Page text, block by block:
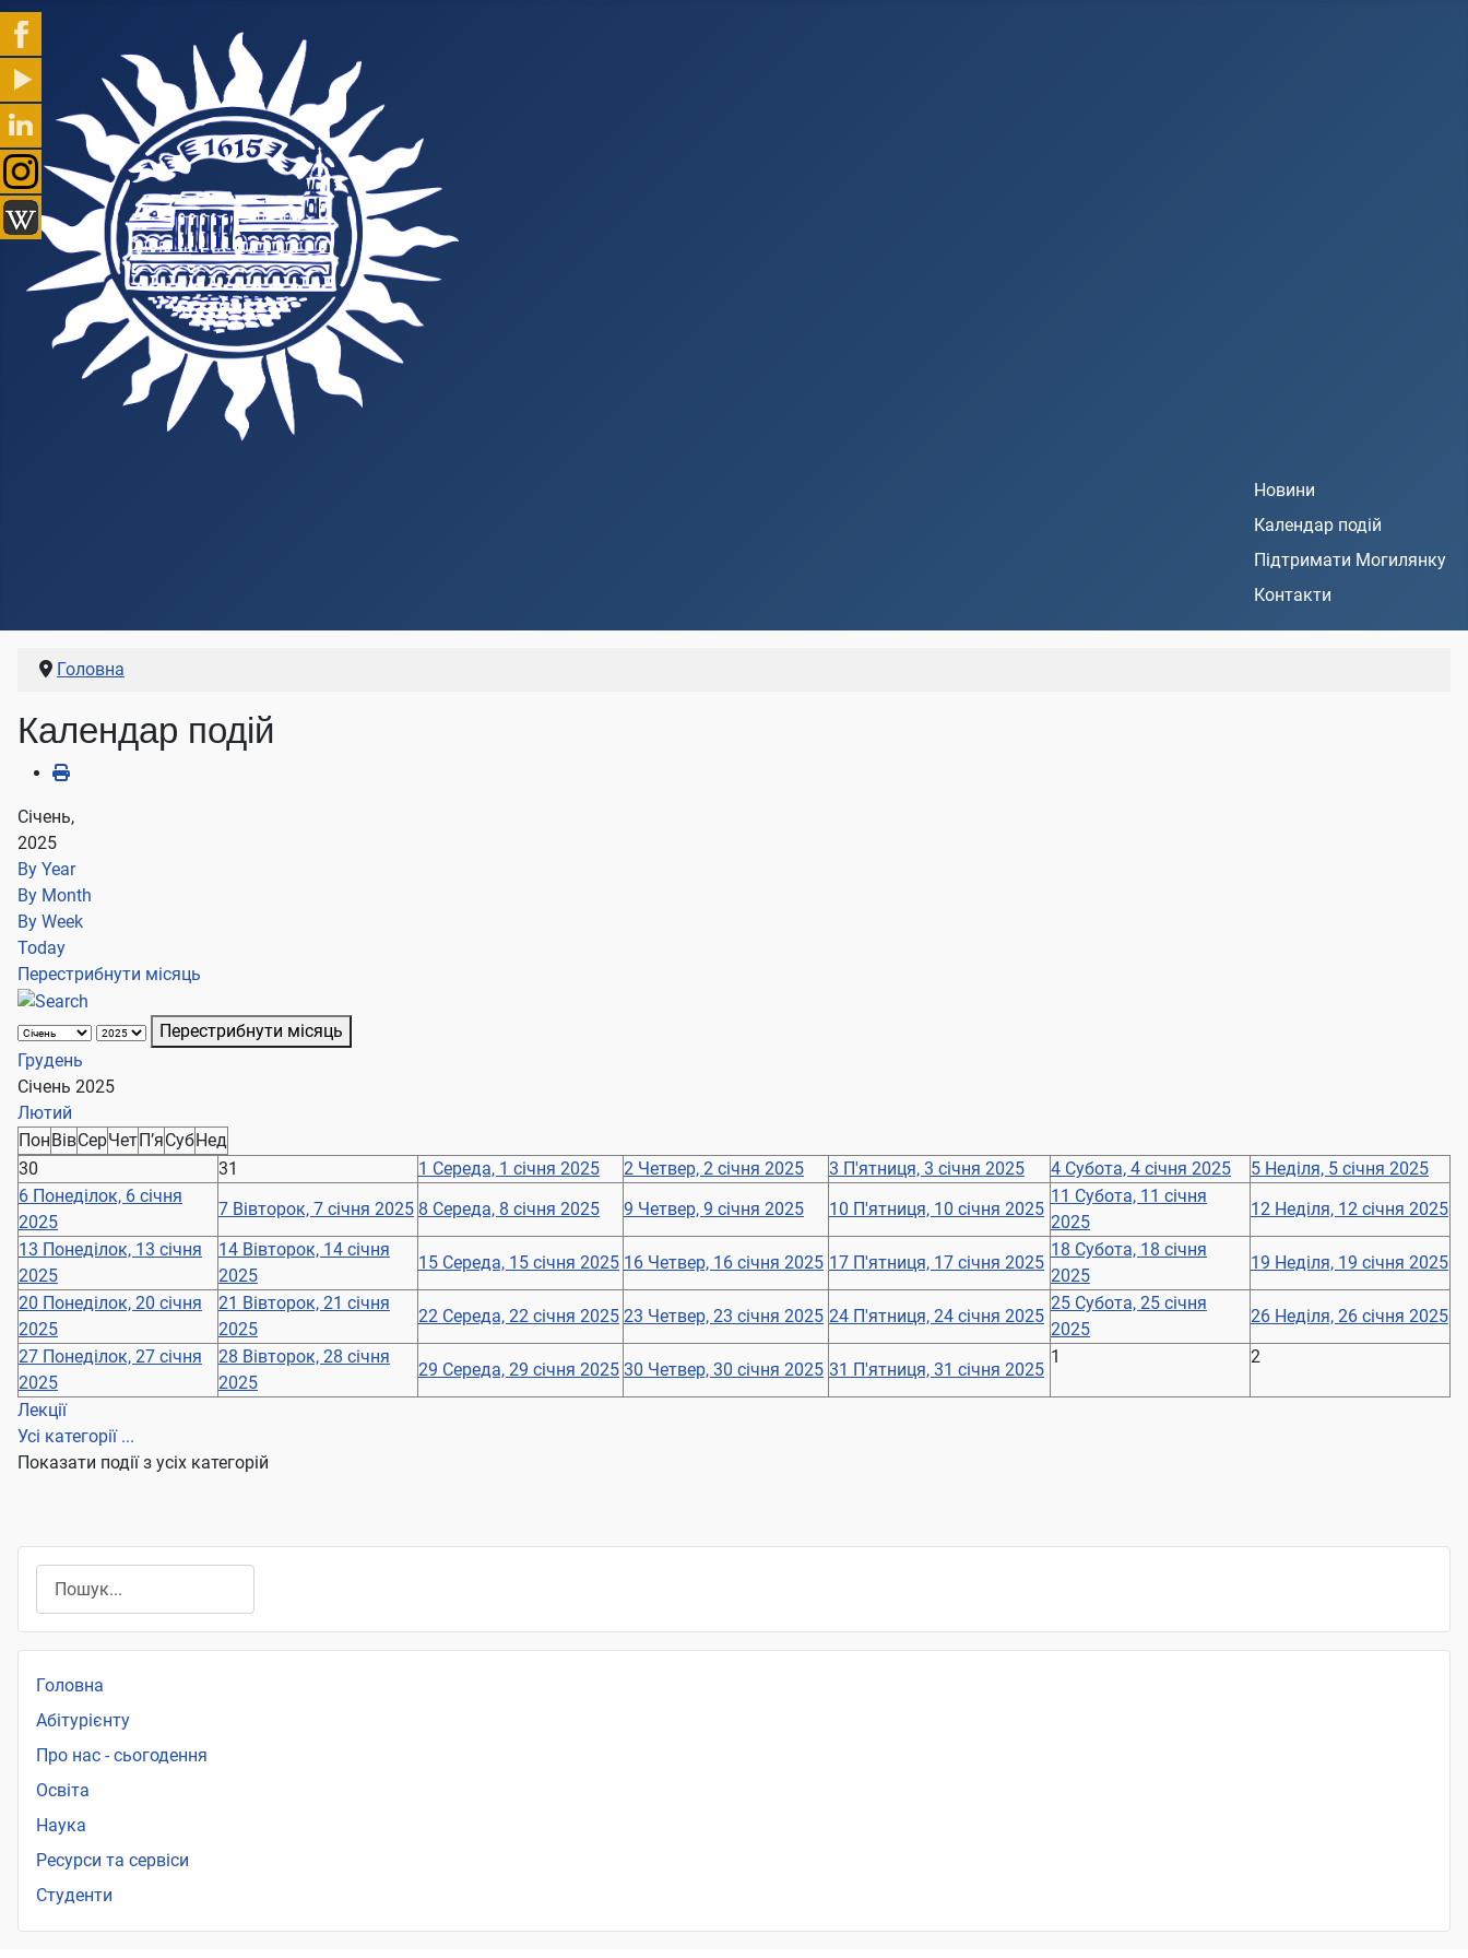
Новини
Календар подій
Підтримати Могилянку
Контакти
Головна
Календар подій
Січень,
2025
By Year
By Month
By Week
Today
Перестрибнути місяць
Перестрибнути місяць
Грудень
Січень 2025
Лютий
Пон ВівСерЧет П’яСубНед
30
31 1 Середа, 1 січня 2025 2 Четвер, 2 січня 2025 3 П'ятниця, 3 січня 2025 4 Субота, 4 січня 2025 5 Неділя, 5 січня 2025
6 Понеділок, 6 січня
2025
7 Вівторок, 7 січня 2025 8 Середа, 8 січня 2025 9 Четвер, 9 січня 2025 10 П'ятниця, 10 січня 2025
11 Субота, 11 січня
2025
12 Неділя, 12 січня 2025
13 Понеділок, 13 січня
2025
14 Вівторок, 14 січня
2025
15 Середа, 15 січня 2025 16 Четвер, 16 січня 2025 17 П'ятниця, 17 січня 2025
18 Субота, 18 січня
2025
19 Неділя, 19 січня 2025
20 Понеділок, 20 січня
2025
21 Вівторок, 21 січня
2025
22 Середа, 22 січня 2025 23 Четвер, 23 січня 2025 24 П'ятниця, 24 січня 2025
25 Субота, 25 січня
2025
26 Неділя, 26 січня 2025
27 Понеділок, 27 січня
2025
28 Вівторок, 28 січня
2025
29 Середа, 29 січня 2025 30 Четвер, 30 січня 2025 31 П'ятниця, 31 січня 2025
1 2
Лекції
Усі категорії ...
Показати події з усіх категорій
Головна
Абітурієнту
Про нас - сьогодення
Освіта
Наука
Ресурси та сервіси
Студенти